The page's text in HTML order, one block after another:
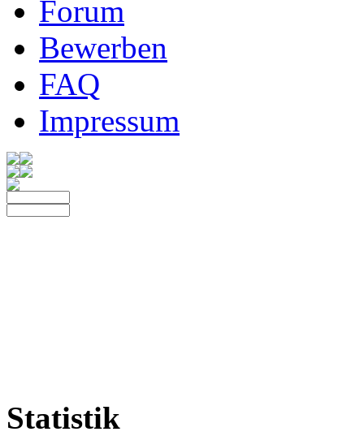
Forum
Bewerben
FAQ
Impressum
Statistik